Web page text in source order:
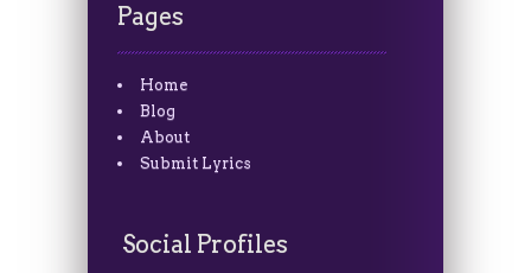
Pages
Home
Blog
About
Submit Lyrics
Social Profiles